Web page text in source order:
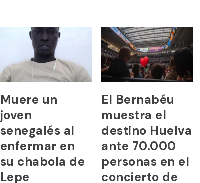
Muere un
joven
senegalés al
enfermar en
su chabola de
Lepe
El Bernabéu
muestra el
destino Huelva
ante 70.000
personas en el
concierto de